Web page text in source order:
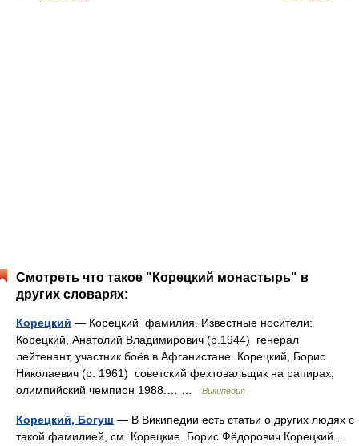
Смотреть что такое "Корецкий монастырь" в
других словарях:
Корецкий — Корецкий фамилия. Известные носители:
Корецкий, Анатолий Владимирович (р.1944) генерал
лейтенант, участник боёв в Афганистане. Корецкий, Борис
Николаевич (р. 1961) советский фехтовальщик на рапирах,
олимпийский чемпион 1988.… …
Википедия
Корецкий, Богуш — В Википедии есть статьи о других людях с
такой фамилией, см. Корецкие. Борис Фёдорович Корецкий …